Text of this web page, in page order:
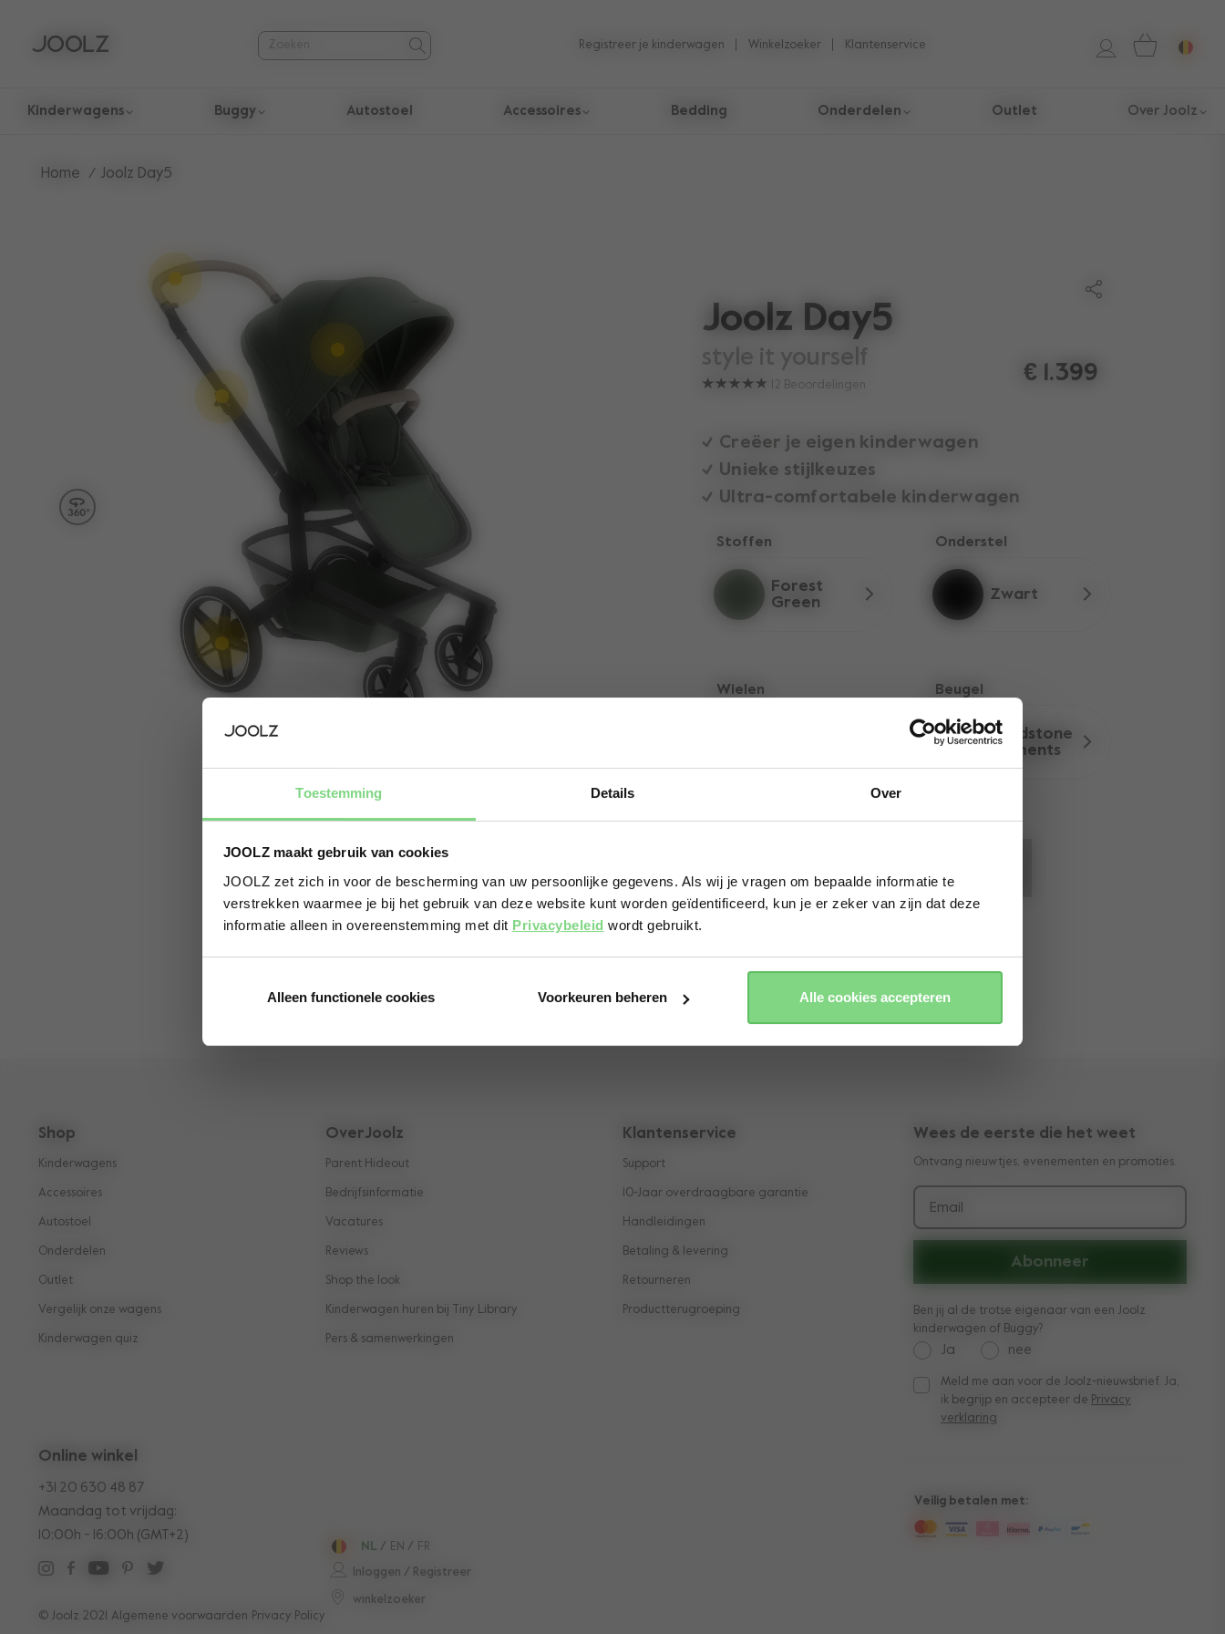
Toestemming Details Over
JOOLZ maakt gebruik van cookies
JOOLZ zet zich in voor de bescherming van uw persoonlijke gegevens. Als wij je vragen om bepaalde informatie te
verstrekken waarmee je bij het gebruik van deze website kunt worden geïdentificeerd, kun je er zeker van zijn dat deze
informatie alleen in overeenstemming met dit Privacybeleid wordt gebruikt.
Alleen functionele cookies Voorkeuren beheren Alle cookies accepteren
Registreer je kinderwagen Winkelzoeker Klantenservice
Kinderwagens Buggy Autostoel Accessoires Bedding Onderdelen Outlet Over Joolz
Home Joolz Day5
Stoel Wieg
Joolz Day5
style it yourself
12 Beoordelingen € 1.399
Creëer je eigen kinderwagen
Unieke stijlkeuzes
Ultra-comfortabele kinderwagen
Stoffen
Forest
Green
Onderstel
Zwart
Wielen Beugel
Sandstone
Elements
Shop
Kinderwagens
Accessoires
Autostoel
Onderdelen
Outlet
Vergelijk onze wagens
Kinderwagen quiz
OverJoolz
Parent Hideout
Bedrijfsinformatie
Vacatures
Reviews
Shop the look
Kinderwagen huren bij Tiny Library
Pers & samenwerkingen
Klantenservice
Support
10-Jaar overdraagbare garantie
Handleidingen
Betaling & levering
Retourneren
Productterugroeping
Wees de eerste die het weet
Ontvang nieuwtjes, evenementen en promoties.
Email
Abonneer
Ben jij al de trotse eigenaar van een Joolz
kinderwagen of Buggy?
Ja nee
Meld me aan voor de Joolz-nieuwsbrief. Ja, ik
Meld me aan voor de Joolz-nieuwsbrief. Ja,
ik begrijp en accepteer de Privacy
verklaring
Inloggen / Registreer
winkelzoeker
EN
/
NL / FR
Online winkel
+31 20 630 48 87
Maandag tot vrijdag:
10:00h - 16:00h (GMT+2)
Veilig betalen met:
© Joolz 2021 Algemene voorwaarden Privacy Policy
No, stay here
Yes, go there